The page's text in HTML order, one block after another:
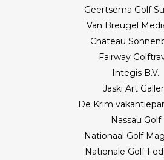
Geertsema Golf
Van Breugel
Château
Fairway
Integis B.V.
Jaski Art
De Krim
Nassau Golf
Nationaal Golf
Nationale Golf